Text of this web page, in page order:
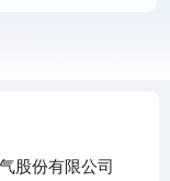
股份有限公司